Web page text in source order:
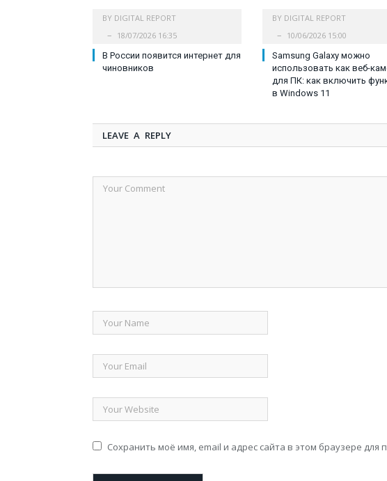
BY DIGITAL REPORT
18/07/2026 16:35
В России появится интернет для
чиновников
BY DIGITAL REPORT
10/06/2026 15:00
Samsung Galaxy можно
использовать как веб-
для ПК: как включить
в Windows 11
LEAVE A REPLY
Сохранить моё имя, email и адрес сайта в этом браузере